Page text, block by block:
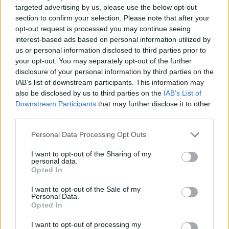
targeted advertising by us, please use the below opt-out
section to confirm your selection. Please note that after your
opt-out request is processed you may continue seeing
interest-based ads based on personal information utilized by
us or personal information disclosed to third parties prior to
your opt-out. You may separately opt-out of the further
disclosure of your personal information by third parties on the
IAB’s list of downstream participants. This information may
also be disclosed by us to third parties on the IAB’s List of
Downstream Participants that may further disclose it to other
Personal Data Processing Opt Outs
I want to opt-out of the Sharing of my
personal data.
Opted In
I want to opt-out of the Sale of my
Personal Data.
Opted In
I want to opt-out of processing my
ΣΉΜΕΡΑ
Το ζευγάρι εντοπίστηκε στο Παρίσι με
βέρες του γαλλικού οίκου Boucheron στο
αριστερό χέρι
Γαρυφαλλιά Καληφώνη:
Διακοπές σε Κουφονήσια και
Πάρο, χωρίς τον Χρήστο
Μάστορα – Δείτε τις
φωτογραφίες
ΣΉΜΕΡΑ
Στις εικόνες που ανέβασε ποζάρει με το